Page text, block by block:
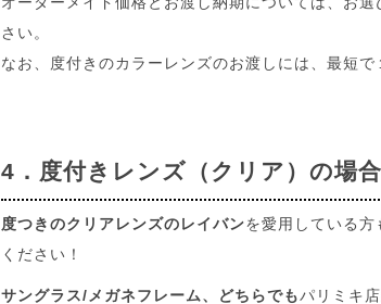
さい。
なお、度付きのカラーレンズのお渡しには、最短で
4．度付きレンズ（クリア）の場合
度つきのクリアレンズのレイバンを愛用している
ください！
サングラス/メガネフレーム、どちらでもパリミキ